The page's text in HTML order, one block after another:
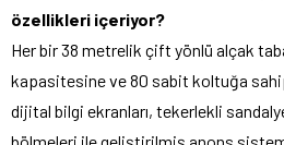
özellikleri içeriyor?
Her bir 38 metrelik çift yönlü alçak
kapasitesine ve 80 sabit koltuğa
dijital bilgi ekranları, tekerlekli